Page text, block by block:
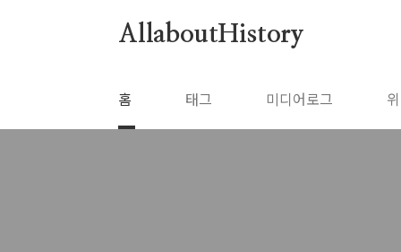
AllaboutHistory
홈 태그 미디어로그